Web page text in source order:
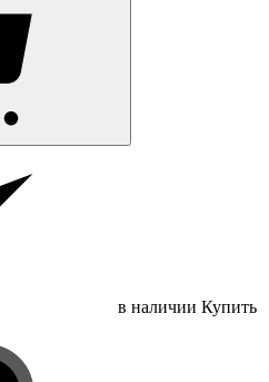
в наличии Купить